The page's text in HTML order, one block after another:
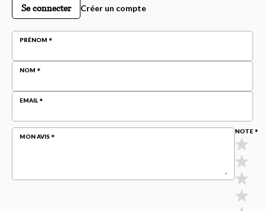
Se connecter Créer un compte
PRÉNOM
NOM
EMAIL
MON AVIS
NOTE